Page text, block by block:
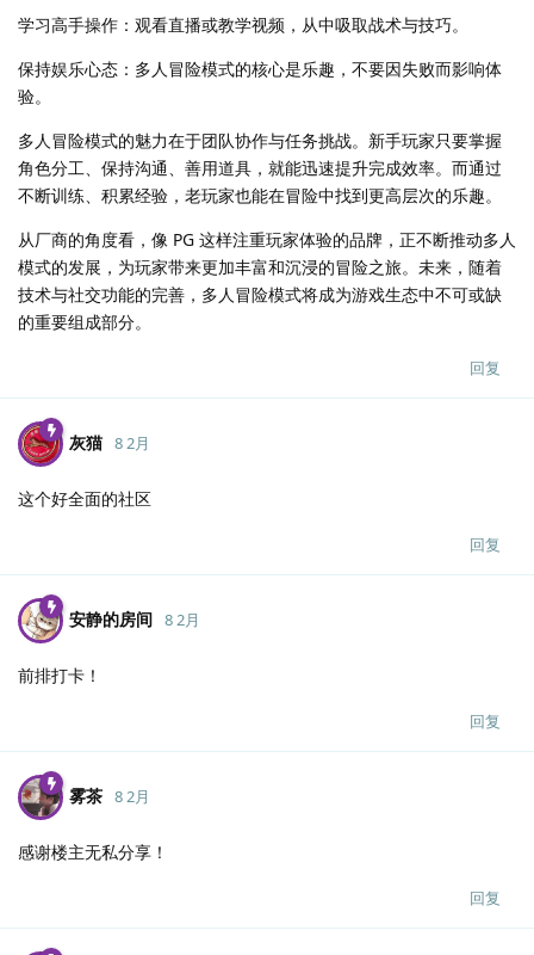
学习高手操作：观看直播或教学视频，从中吸取战术与技巧。
保持娱乐心态：多人冒险模式的核心是乐趣，不要因失败而影响体
验。
多人冒险模式的魅力在于团队协作与任务挑战。新手玩家只要掌握
角色分工、保持沟通、善用道具，就能迅速提升完成效率。而通过
不断训练、积累经验，老玩家也能在冒险中找到更高层次的乐趣。
从厂商的角度看，像 PG 这样注重玩家体验的品牌，正不断推动多人
模式的发展，为玩家带来更加丰富和沉浸的冒险之旅。未来，随着
技术与社交功能的完善，多人冒险模式将成为游戏生态中不可或缺
的重要组成部分。
回复
灰猫 8 2月
这个好全面的社区
回复
安静的房间 8 2月
前排打卡！
回复
雾茶 8 2月
感谢楼主无私分享！
回复